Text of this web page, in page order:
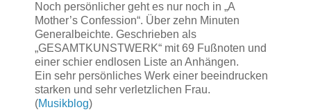
Noch persönlicher geht es nur noch in „A
Mother’s Confession“. Über zehn Minuten
Generalbeichte. Geschrieben als
„GESAMTKUNSTWERK“ mit 69 Fußnoten und
einer schier endlosen Liste an Anhängen.
Ein sehr persönliches Werk einer beeindrucken
starken und sehr verletzlichen Frau.
(Musikblog)